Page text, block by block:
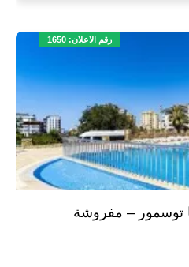
رقم الاعلان: 1650
في ألانيا توسمور – مفروشة